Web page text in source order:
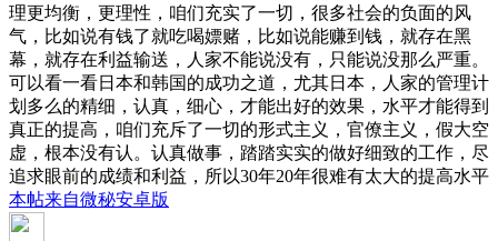
理更均衡，更理性，咱们充实了一切，很多社会的负面的风
气，比如说有钱了就吃喝嫖赌，比如说能赚到钱，就存在黑
幕，就存在利益输送，人家不能说没有，只能说没那么严重。
可以看一看日本和韩国的成功之道，尤其日本，人家的管理计
划多么的精细，认真，细心，才能出好的效果，水平才能得到
真正的提高，咱们充斥了一切的形式主义，官僚主义，假大空
虚，根本没有认。认真做事，踏踏实实的做好细致的工作，尽
追求眼前的成绩和利益，所以30年20年很难有太大的提高水平
本帖来自微秘安卓版